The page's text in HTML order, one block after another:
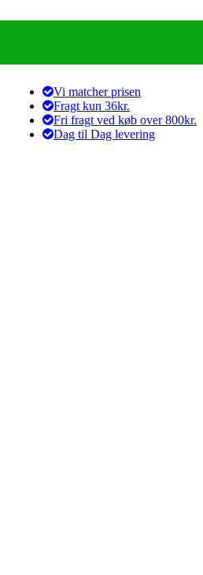
Vi matcher prisen
Fragt kun 36kr.
Fri fragt ved køb over 800kr.
Dag til Dag levering